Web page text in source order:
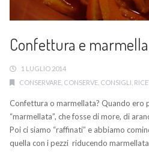
Confettura e
1 LUGLIO 2014
CONSERVARE CONSERVE CONSIGLI
Confettura o marmellata? Quando ero
“marmellata”, che fosse di more, di
Poi ci siamo “raffinati” e abbiamo
quella con i pezzi riducendo marmellata